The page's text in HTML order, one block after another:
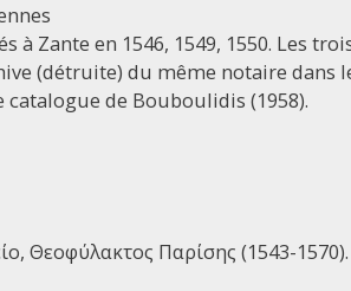
à Zante en 1546, 1549, 1550. Les
(détruite) du même notaire dans
catalogue de Bouboulidis (1958).
Θεοφύλακτος Παρίσης (1543-